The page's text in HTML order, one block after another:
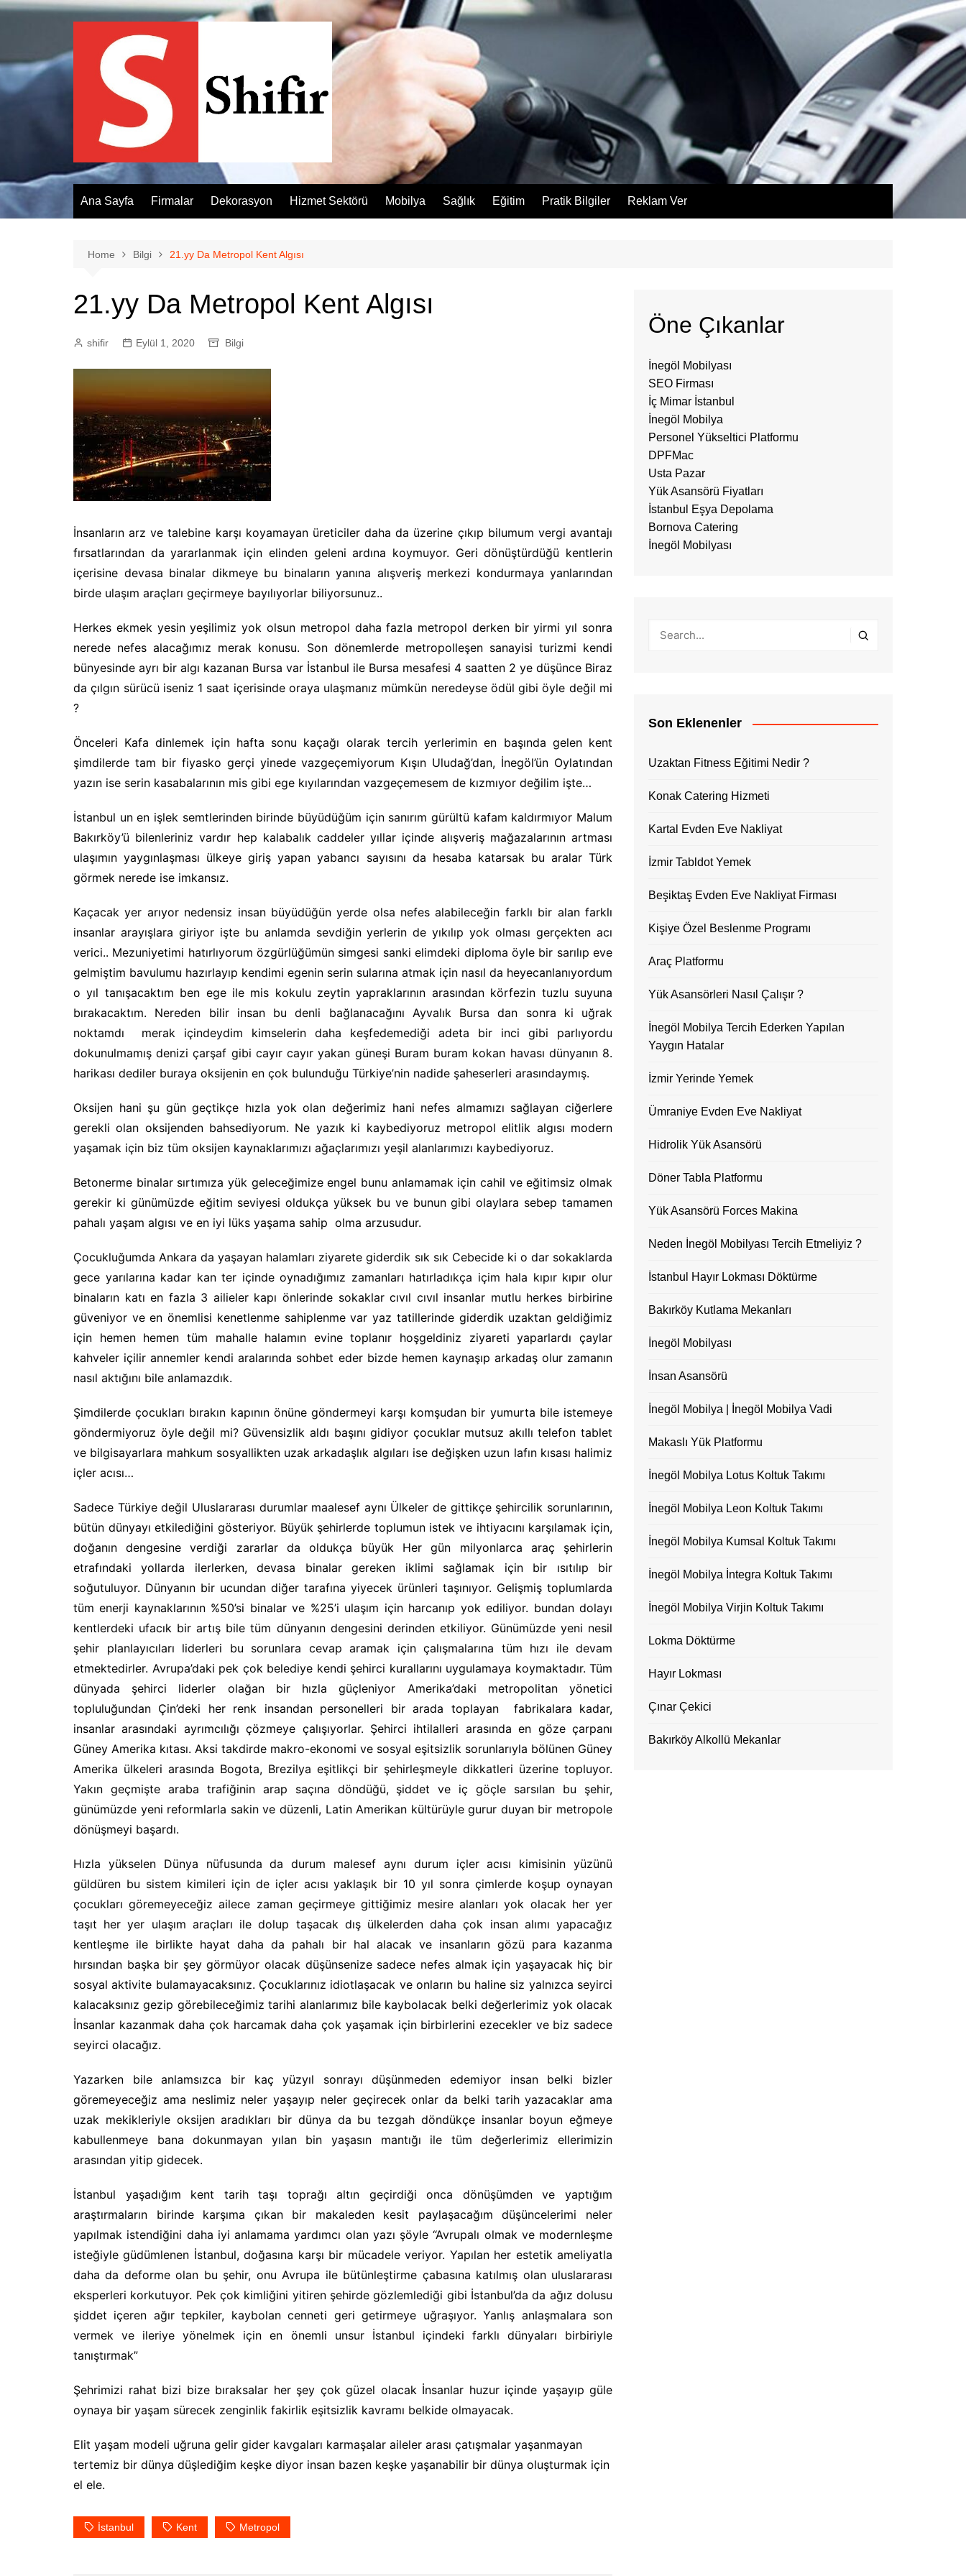
Skip
Ana Sayfa Firmalar Dekorasyon Hizmet Sektörü Mobilya Sağlık Eğitim Pratik Bilgiler Reklam Ver
Home Bilgi 21.yy Da Metropol Kent Algısı
21.yy Da Metropol Kent Algısı
shifir Eylül 1, 2020 Bilgi
İnsanların arz ve talebine karşı koyamayan üreticiler daha da üzerine çıkıp bilumum vergi avantajı
fırsatlarından da yararlanmak için elinden geleni ardına koymuyor. Geri dönüştürdüğü kentlerin
içerisine devasa binalar dikmeye bu binaların yanına alışveriş merkezi kondurmaya yanlarından
birde ulaşım araçları geçirmeye bayılıyorlar biliyorsunuz..
Herkes ekmek yesin yeşilimiz yok olsun metropol daha fazla metropol derken bir yirmi yıl sonra
nerede nefes alacağımız merak konusu. Son dönemlerde metropolleşen sanayisi turizmi kendi
bünyesinde ayrı bir algı kazanan Bursa var İstanbul ile Bursa mesafesi 4 saatten 2 ye düşünce Biraz
da çılgın sürücü iseniz 1 saat içerisinde oraya ulaşmanız mümkün neredeyse ödül gibi öyle değil mi
?
Önceleri Kafa dinlemek için hafta sonu kaçağı olarak tercih yerlerimin en başında gelen kent
şimdilerde tam bir fiyasko gerçi yinede vazgeçemiyorum Kışın Uludağ’dan, İnegöl’ün Oylatından
yazın ise serin kasabalarının mis gibi ege kıyılarından vazgeçemesem de kızmıyor değilim işte…
İstanbul un en işlek semtlerinden birinde büyüdüğüm için sanırım gürültü kafam kaldırmıyor Malum
Bakırköy’ü bilenleriniz vardır hep kalabalık caddeler yıllar içinde alışveriş mağazalarının artması
ulaşımın yaygınlaşması ülkeye giriş yapan yabancı sayısını da hesaba katarsak bu aralar Türk
görmek nerede ise imkansız.
Kaçacak yer arıyor nedensiz insan büyüdüğün yerde olsa nefes alabileceğin farklı bir alan farklı
insanlar arayışlara giriyor işte bu anlamda sevdiğin yerlerin de yıkılıp yok olması gerçekten acı
verici.. Mezuniyetimi hatırlıyorum özgürlüğümün simgesi sanki elimdeki diploma öyle bir sarılıp eve
gelmiştim bavulumu hazırlayıp kendimi egenin serin sularına atmak için nasıl da heyecanlanıyordum
o yıl tanışacaktım ben ege ile mis kokulu zeytin yapraklarının arasından körfezin tuzlu suyuna
bırakacaktım. Nereden bilir insan bu denli bağlanacağını Ayvalık Bursa dan sonra ki uğrak
noktamdı merak içindeydim kimselerin daha keşfedemediği adeta bir inci gibi parlıyordu
dokunulmamış denizi çarşaf gibi cayır cayır yakan güneşi Buram buram kokan havası dünyanın 8.
harikası dediler buraya oksijenin en çok bulunduğu Türkiye’nin nadide şaheserleri arasındaymış.
Oksijen hani şu gün geçtikçe hızla yok olan değerimiz hani nefes almamızı sağlayan ciğerlere
gerekli olan oksijenden bahsediyorum. Ne yazık ki kaybediyoruz metropol elitlik algısı modern
yaşamak için biz tüm oksijen kaynaklarımızı ağaçlarımızı yeşil alanlarımızı kaybediyoruz.
Betonerme binalar sırtımıza yük geleceğimize engel bunu anlamamak için cahil ve eğitimsiz olmak
gerekir ki günümüzde eğitim seviyesi oldukça yüksek bu ve bunun gibi olaylara sebep tamamen
pahalı yaşam algısı ve en iyi lüks yaşama sahip olma arzusudur.
Çocukluğumda Ankara da yaşayan halamları ziyarete giderdik sık sık Cebecide ki o dar sokaklarda
gece yarılarına kadar kan ter içinde oynadığımız zamanları hatırladıkça içim hala kıpır kıpır olur
binaların katı en fazla 3 ailieler kapı önlerinde sokaklar cıvıl cıvıl insanlar mutlu herkes birbirine
güveniyor ve en önemlisi kenetlenme sahiplenme var yaz tatillerinde giderdik uzaktan geldiğimiz
için hemen hemen tüm mahalle halamın evine toplanır hoşgeldiniz ziyareti yaparlardı çaylar
kahveler içilir annemler kendi aralarında sohbet eder bizde hemen kaynaşıp arkadaş olur zamanın
nasıl aktığını bile anlamazdık.
Şimdilerde çocukları bırakın kapının önüne göndermeyi karşı komşudan bir yumurta bile istemeye
göndermiyoruz öyle değil mi? Güvensizlik aldı başını gidiyor çocuklar mutsuz akıllı telefon tablet
ve bilgisayarlara mahkum sosyallikten uzak arkadaşlık algıları ise değişken uzun lafın kısası halimiz
içler acısı…
Sadece Türkiye değil Uluslararası durumlar maalesef aynı Ülkeler de gittikçe şehircilik sorunlarının,
bütün dünyayı etkilediğini gösteriyor. Büyük şehirlerde toplumun istek ve ihtiyacını karşılamak için,
doğanın dengesine verdiği zararlar da oldukça büyük Her gün milyonlarca araç şehirlerin
etrafındaki yollarda ilerlerken, devasa binalar gereken iklimi sağlamak için bir ısıtılıp bir
soğutuluyor. Dünyanın bir ucundan diğer tarafına yiyecek ürünleri taşınıyor. Gelişmiş toplumlarda
tüm enerji kaynaklarının %50’si binalar ve %25’i ulaşım için harcanıp yok ediliyor. bundan dolayı
kentlerdeki ufacık bir artış bile tüm dünyanın dengesini derinden etkiliyor. Günümüzde yeni nesil
şehir planlayıcıları liderleri bu sorunlara cevap aramak için çalışmalarına tüm hızı ile devam
etmektedirler. Avrupa’daki pek çok belediye kendi şehirci kurallarını uygulamaya koymaktadır. Tüm
dünyada şehirci liderler olağan bir hızla güçleniyor Amerika’daki metropolitan yönetici
topluluğundan Çin’deki her renk insandan personelleri bir arada toplayan fabrikalara kadar,
insanlar arasındaki ayrımcılığı çözmeye çalışıyorlar. Şehirci ihtilalleri arasında en göze çarpanı
Güney Amerika kıtası. Aksi takdirde makro-ekonomi ve sosyal eşitsizlik sorunlarıyla bölünen Güney
Amerika ülkeleri arasında Bogota, Brezilya eşitlikçi bir şehirleşmeyle dikkatleri üzerine topluyor.
Yakın geçmişte araba trafiğinin arap saçına döndüğü, şiddet ve iç göçle sarsılan bu şehir,
günümüzde yeni reformlarla sakin ve düzenli, Latin Amerikan kültürüyle gurur duyan bir metropole
dönüşmeyi başardı.
Hızla yükselen Dünya nüfusunda da durum malesef aynı durum içler acısı kimisinin yüzünü
güldüren bu sistem kimileri için de içler acısı yaklaşık bir 10 yıl sonra çimlerde koşup oynayan
çocukları göremeyeceğiz ailece zaman geçirmeye gittiğimiz mesire alanları yok olacak her yer
taşıt her yer ulaşım araçları ile dolup taşacak dış ülkelerden daha çok insan alımı yapacağız
kentleşme ile birlikte hayat daha da pahalı bir hal alacak ve insanların gözü para kazanma
hırsından başka bir şey görmüyor olacak düşünsenize sadece nefes almak için yaşayacak hiç bir
sosyal aktivite bulamayacaksınız. Çocuklarınız idiotlaşacak ve onların bu haline siz yalnızca seyirci
kalacaksınız gezip görebileceğimiz tarihi alanlarımız bile kaybolacak belki değerlerimiz yok olacak
İnsanlar kazanmak daha çok harcamak daha çok yaşamak için birbirlerini ezecekler ve biz sadece
seyirci olacağız.
Yazarken bile anlamsızca bir kaç yüzyıl sonrayı düşünmeden edemiyor insan belki bizler
göremeyeceğiz ama neslimiz neler yaşayıp neler geçirecek onlar da belki tarih yazacaklar ama
uzak mekikleriyle oksijen aradıkları bir dünya da bu tezgah döndükçe insanlar boyun eğmeye
kabullenmeye bana dokunmayan yılan bin yaşasın mantığı ile tüm değerlerimiz ellerimizin
arasından yitip gidecek.
İstanbul yaşadığım kent tarih taşı toprağı altın geçirdiği onca dönüşümden ve yaptığım
araştırmaların birinde karşıma çıkan bir makaleden kesit paylaşacağım düşüncelerimi neler
yapılmak istendiğini daha iyi anlamama yardımcı olan yazı şöyle “Avrupalı olmak ve modernleşme
isteğiyle güdümlenen İstanbul, doğasına karşı bir mücadele veriyor. Yapılan her estetik ameliyatla
daha da deforme olan bu şehir, onu Avrupa ile bütünleştirme çabasına katılmış olan uluslararası
eksperleri korkutuyor. Pek çok kimliğini yitiren şehirde gözlemlediği gibi İstanbul’da da ağız dolusu
şiddet içeren ağır tepkiler, kaybolan cenneti geri getirmeye uğraşıyor. Yanlış anlaşmalara son
vermek ve ileriye yönelmek için en önemli unsur İstanbul içindeki farklı dünyaları birbiriyle
tanıştırmak”
Şehrimizi rahat bizi bize bıraksalar her şey çok güzel olacak İnsanlar huzur içinde yaşayıp güle
oynaya bir yaşam sürecek zenginlik fakirlik eşitsizlik kavramı belkide olmayacak.
Elit yaşam modeli uğruna gelir gider kavgaları karmaşalar aileler arası çatışmalar yaşanmayan
tertemiz bir dünya düşlediğim keşke diyor insan bazen keşke yaşanabilir bir dünya oluşturmak için
el ele.
İstanbul Kent Metropol
Öne Çıkanlar
İnegöl Mobilyası
SEO Firması
İç Mimar İstanbul
İnegöl Mobilya
Personel Yükseltici Platformu
DPFMac
Usta Pazar
Yük Asansörü Fiyatları
İstanbul Eşya Depolama
Bornova Catering
İnegöl Mobilyası
Son Eklenenler
Uzaktan Fitness Eğitimi Nedir ?
Konak Catering Hizmeti
Kartal Evden Eve Nakliyat
İzmir Tabldot Yemek
Beşiktaş Evden Eve Nakliyat Firması
Kişiye Özel Beslenme Programı
Araç Platformu
Yük Asansörleri Nasıl Çalışır ?
İnegöl Mobilya Tercih Ederken Yapılan
Yaygın Hatalar
İzmir Yerinde Yemek
Ümraniye Evden Eve Nakliyat
Hidrolik Yük Asansörü
Döner Tabla Platformu
Yük Asansörü Forces Makina
Neden İnegöl Mobilyası Tercih Etmeliyiz ?
İstanbul Hayır Lokması Döktürme
Bakırköy Kutlama Mekanları
İnegöl Mobilyası
İnsan Asansörü
İnegöl Mobilya | İnegöl Mobilya Vadi
Makaslı Yük Platformu
İnegöl Mobilya Lotus Koltuk Takımı
İnegöl Mobilya Leon Koltuk Takımı
İnegöl Mobilya Kumsal Koltuk Takımı
İnegöl Mobilya İntegra Koltuk Takımı
İnegöl Mobilya Virjin Koltuk Takımı
Lokma Döktürme
Hayır Lokması
Çınar Çekici
Bakırköy Alkollü Mekanlar